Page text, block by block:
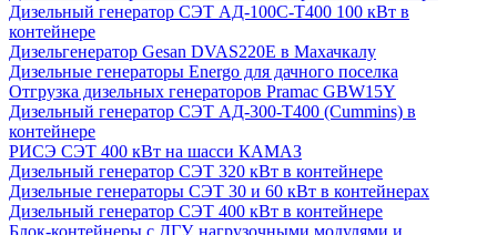
Дизельный генератор СЭТ АД-100С-Т400 100 кВт в
контейнере
Дизельгенератор Gesan DVAS220E в Махачкалу
Дизельные генераторы Energo для дачного поселка
Отгрузка дизельных генераторов Pramac GВW15Y
Дизельный генератор СЭТ АД-300-Т400 (Cummins) в
контейнере
РИСЭ СЭТ 400 кВт на шасси КАМАЗ
Дизельный генератор СЭТ 320 кВт в контейнере
Дизельные генераторы СЭТ 30 и 60 кВт в контейнерах
Дизельный генератор СЭТ 400 кВт в контейнере
Блок-контейнеры с ДГУ, нагрузочными модулями и